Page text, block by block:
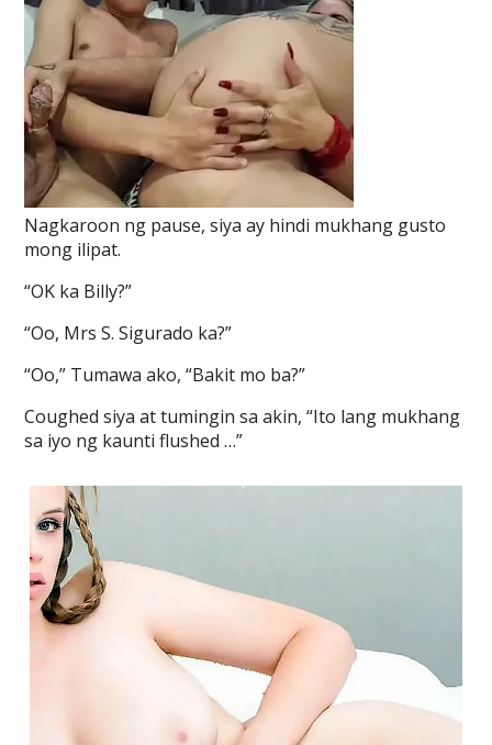
Nagkaroon ng pause, siya ay hindi mukhang gusto
mong ilipat.
“OK ka Billy?”
“Oo, Mrs S. Sigurado ka?”
“Oo,” Tumawa ako, “Bakit mo ba?”
Coughed siya at tumingin sa akin, “Ito lang mukhang
sa iyo ng kaunti flushed …”